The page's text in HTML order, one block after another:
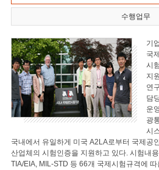
수행업무
기
국
시
지
연
담
운
광
시
국내에서 유일하게 미국 A2LA로부터 국제공
산업체의 시험인증을 지원하고 있다. 시험내
TIA/EIA, MIL-STD 등 66개 국제시험규격에